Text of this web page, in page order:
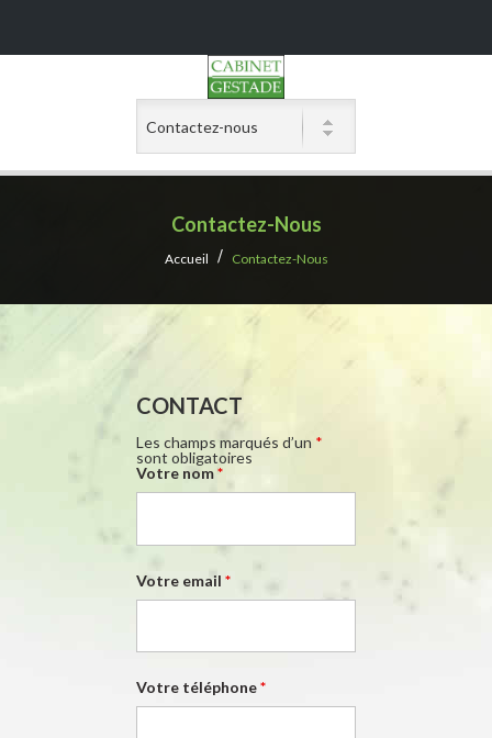
Contactez-Nous
Accueil Contactez-Nous
CONTACT
Les champs marqués d’un *
sont obligatoires
Votre nom*
Votre email *
Votre téléphone*